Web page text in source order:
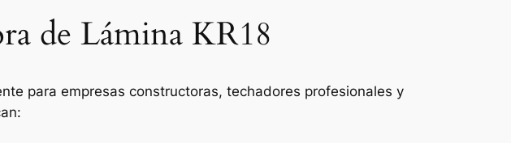
de Lámina KR18
para empresas constructoras, techadores profesionales y